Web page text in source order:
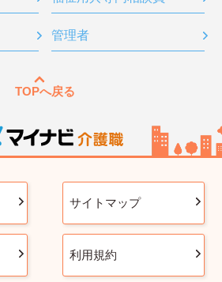
管理者
TOPへ戻る
サイトマップ
利用規約